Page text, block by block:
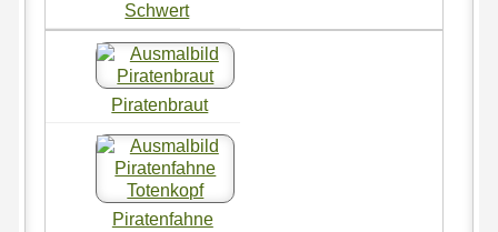
Schwert
Piratenbraut
Piratenfahne